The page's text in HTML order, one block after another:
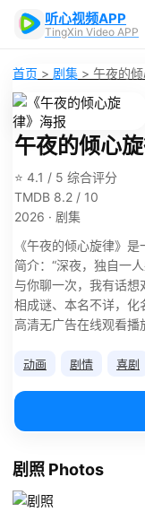
听心视频APP
TingXin Video APP
首页 > 剧集 > 午夜的
午夜的倾心
⭐ 4.1 / 5 综合评分
TMDB 8.2 / 10
2026 · 剧集
《午夜的倾心旋律》
简介：“深夜，独自一
与你聊一次，我有话想
相成谜、本名不详，化
高清无广告在线观看播
动画 剧情 喜剧
剧照 Photos